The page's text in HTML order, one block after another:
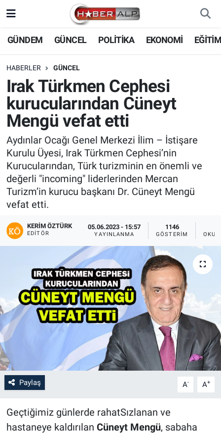
GÜNDEM GÜNCEL POLİTİKA EKONOMİ
HABERLER GÜNCEL
Irak Türkmen Cephesi
kurucularından Cüneyt
Mengü vefat etti
Aydınlar Ocağı Genel Merkezi İlim – İstişare
Kurulu Üyesi, Irak Türkmen Cephesi’nin
Kurucularından, Türk turizminin en önemli ve
değerli "incoming" liderlerinden Mercan
Turizm’in kurucu başkanı Dr. Cüneyt Mengü
vefat etti.
KERIM ÖZTÜRK
EDITÖR
05.06.2023 - 15:57
YAYINLANMA
1146
GÖSTERIM
Paylaş A- A+
Geçtiğimiz günlerde rahatSızlanan ve
hastaneye kaldırılan Cüneyt Mengü, sabaha
Nöbetçi Eczaneler
Hava Durumu
Trafik Durumu
Süper Lig Puan Durumu ve Fikstür
Tüm Manşetler
Son Dakika Haberleri
Haber Arşivi